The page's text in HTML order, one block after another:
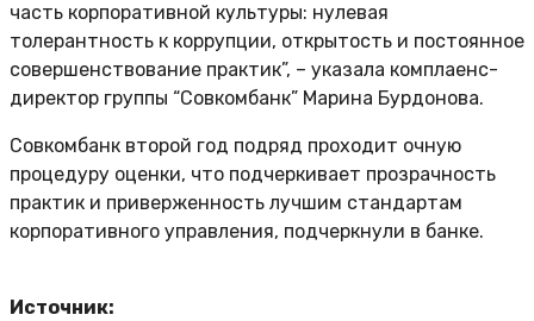
часть корпоративной культуры: нулевая
толерантность к коррупции, открытость и постоянное
совершенствование практик”, – указала комплаенс-
директор группы “Совкомбанк” Марина Бурдонова.
Совкомбанк второй год подряд проходит очную
процедуру оценки, что подчеркивает прозрачность
практик и приверженность лучшим стандартам
корпоративного управления, подчеркнули в банке.
Источник: